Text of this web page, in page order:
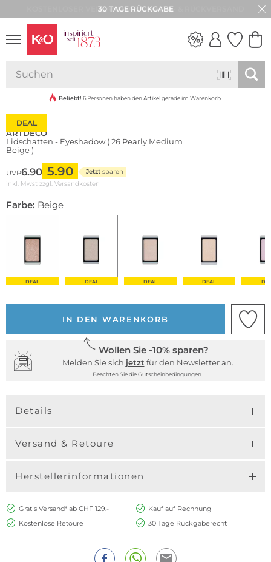
30 TAGE RÜCKGABE
VIBES
DEAL
Beliebt! 6 Personen haben den Artikel gerade im Warenkorb
ARTDECO
Lidschatten - Eyeshadow ( 26 Pearly Medium
Beige )
UVP6.90 5.90 Jetzt sparen
inkl. Mwst zzgl. Versandkosten
Farbe: Beige
DEAL DEAL DEAL DEAL
IN DEN WARENKORB
Wollen Sie -10% sparen?
Melden Sie sich jetzt für den Newsletter an.
Beachten Sie die Gutscheinbedingungen.
Details
Versand & Retoure
Herstellerinformationen
Gratis Versand* ab CHF 129.-
Kauf auf Rechnung
Kostenlose Retoure
30 Tage Rückgaberecht